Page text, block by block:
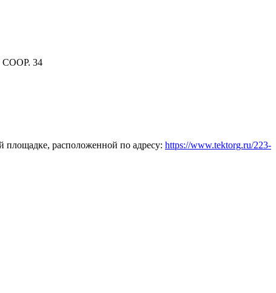
СООР. 34
площадке, расположенной по адресу: https://www.tektorg.ru/223-